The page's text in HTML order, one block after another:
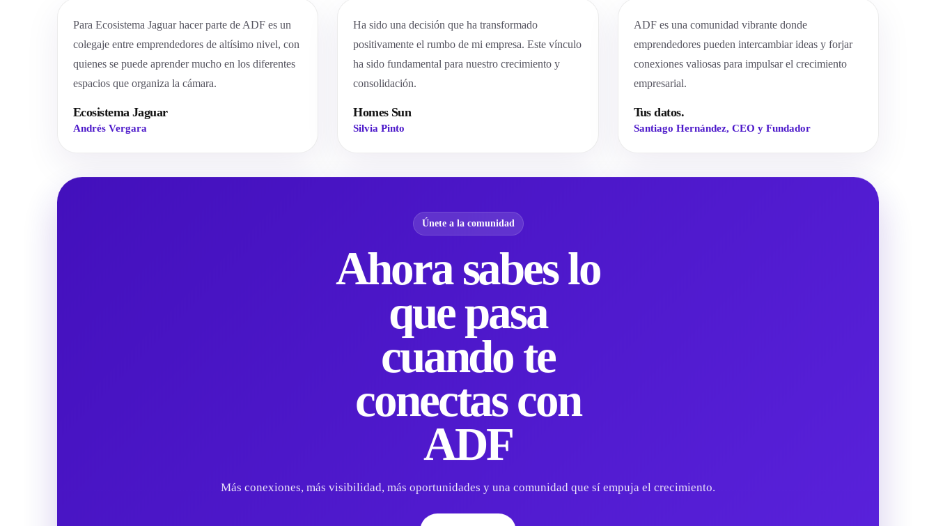
Para Ecosistema Jaguar hacer parte de ADF es un
colegaje entre emprendedores de altísimo nivel, con
quienes se puede aprender mucho en los diferentes
espacios que organiza la cámara.
Ecosistema Jaguar
Andrés Vergara
Ha sido una decisión que ha transformado
positivamente el rumbo de mi empresa. Este vínculo
ha sido fundamental para nuestro crecimiento y
consolidación.
Homes Sun
Silvia Pinto
ADF es una comunidad vibrante donde
emprendedores pueden intercambiar ideas y forjar
conexiones valiosas para impulsar el crecimiento
empresarial.
Tus datos.
Santiago Hernández, CEO y Fundador
Únete a la comunidad
Ahora sabes lo
que pasa
cuando te
conectas con
ADF
Más conexiones, más visibilidad, más oportunidades y una comunidad que sí empuja el crecimiento.